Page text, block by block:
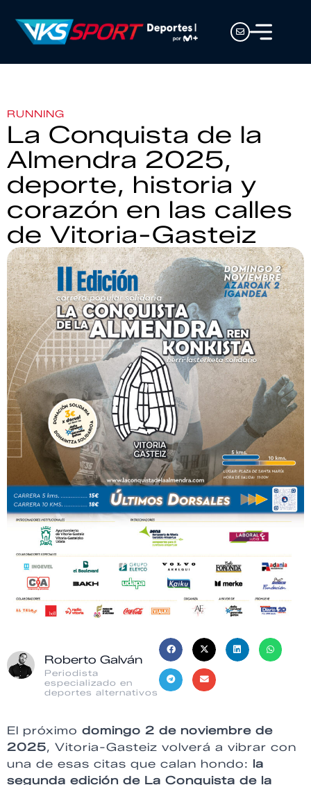
RUNNING
La Conquista de la
Almendra 2025,
deporte, historia y
corazón en las calles
de Vitoria-Gasteiz
Roberto Galván
Periodista
especializado en
deportes alternativos
El próximo domingo 2 de noviembre de
2025, Vitoria-Gasteiz volverá a vibrar con
una de esas citas que calan hondo:
la
segunda edición de La Conquista de la